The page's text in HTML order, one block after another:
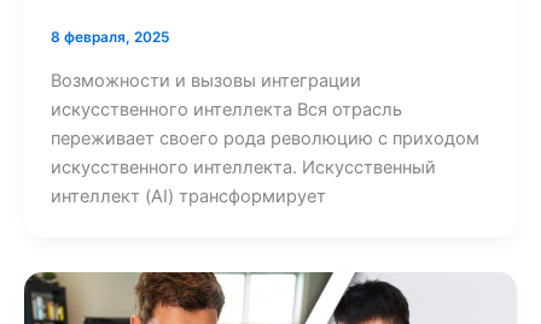
8 февраля, 2025
Возможности и вызовы интеграции
искусственного интеллекта Вся отрасль
переживает своего рода революцию с приходом
искусственного интеллекта. Искусственный
интеллект (AI) трансформирует